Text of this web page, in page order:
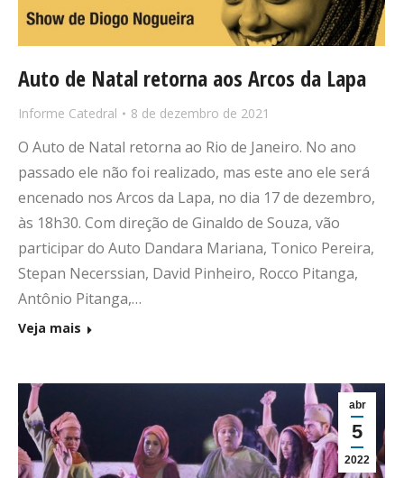
Auto de Natal retorna aos Arcos da Lapa
Informe Catedral 8 de dezembro de 2021
O Auto de Natal retorna ao Rio de Janeiro. No ano
passado ele não foi realizado, mas este ano ele será
encenado nos Arcos da Lapa, no dia 17 de dezembro,
às 18h30. Com direção de Ginaldo de Souza, vão
participar do Auto Dandara Mariana, Tonico Pereira,
Stepan Necerssian, David Pinheiro, Rocco Pitanga,
Antônio Pitanga,…
Veja mais
abr
5
2022